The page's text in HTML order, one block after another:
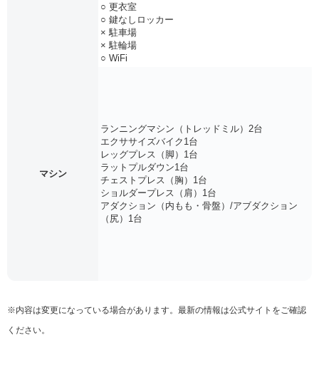
○ 更衣室
○ 鍵なしロッカー
× 駐車場
× 駐輪場
○ WiFi
マシン
ランニングマシン（トレッドミル）2台
エクササイズバイク1台
レッグプレス（脚）1台
ラットプルダウン1台
チェストプレス（胸）1台
ショルダープレス（肩）1台
アダクション（内もも・骨盤）/アブダクション
（尻）1台
※内容は変更になっている場合があります。最新の情報は公式サイトをご確認
ください。